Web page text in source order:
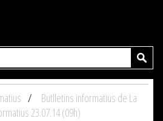
Butlletins informatius de La
23.07.14 (09h)